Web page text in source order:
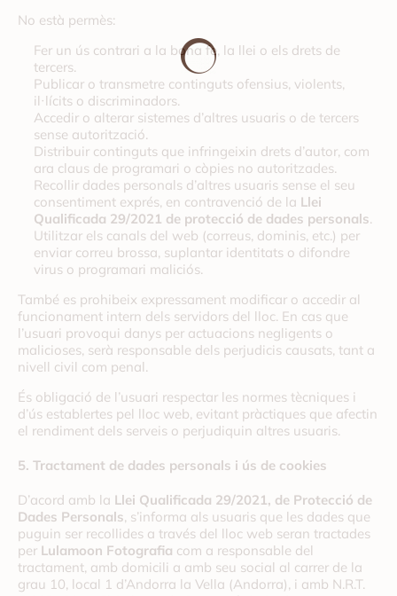
No està permès:
Fer un ús contrari a la bona fe, la llei o els drets de
tercers.
Publicar o transmetre continguts ofensius, violents,
il·lícits o discriminadors.
Accedir o alterar sistemes d’altres usuaris o de tercers
sense autorització.
Distribuir continguts que infringeixin drets d’autor, com
ara claus de programari o còpies no autoritzades.
Recollir dades personals d’altres usuaris sense el seu
consentiment exprés, en contravenció de la Llei
Qualificada 29/2021 de protecció de dades personals.
Utilitzar els canals del web (correus, dominis, etc.) per
enviar correu brossa, suplantar identitats o difondre
virus o programari maliciós.
També es prohibeix expressament modificar o accedir al
funcionament intern dels servidors del lloc. En cas que
l’usuari provoqui danys per actuacions negligents o
malicioses, serà responsable dels perjudicis causats, tant a
nivell civil com penal.
És obligació de l’usuari respectar les normes tècniques i
d’ús establertes pel lloc web, evitant pràctiques que afectin
el rendiment dels serveis o perjudiquin altres usuaris.
5. Tractament de dades personals i ús de cookies
D’acord amb la Llei Qualificada 29/2021, de Protecció de
Dades Personals, s’informa als usuaris que les dades que
puguin ser recollides a través del lloc web seran tractades
per Lulamoon Fotografia com a responsable del
tractament, amb domicili a amb seu social al carrer de la
grau 10, local 1 d’Andorra la Vella (Andorra), i amb N.R.T.